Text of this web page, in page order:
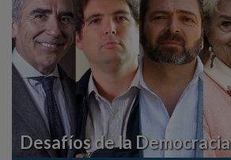
Desafíos de la Democracia